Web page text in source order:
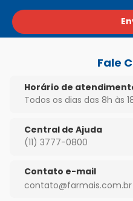
Fale
Horário de
Todos os dias das 8h às
Central de Ajuda
(11) 3777-0800
Contato e-mail
contato@farmais.com.br